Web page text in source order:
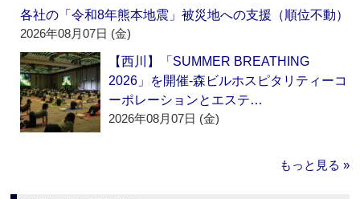
各社の「令和8年熊本地震」被災地への支援（順位不動）
2026年08月07日 (金)
【西川】「SUMMER BREATHING
2026」を開催‐森ビルホスピタリティーコ
ーポレーションとエステ…
2026年08月07日 (金)
もっと見る »